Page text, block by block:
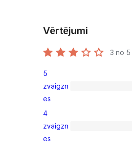
Vērtējumi
3 no 5
1
5-
star
review
5
zvaigzn
es
0
4-
4
zvaigzn
es